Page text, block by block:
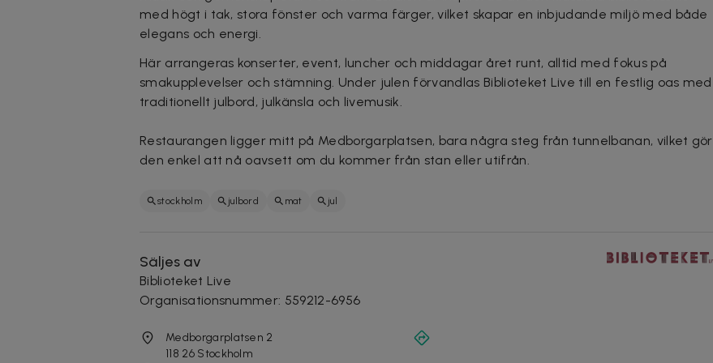
med högt i tak, stora fönster och varma färger, vilket skapar en inbjudande miljö med både
elegans och energi.
Här arrangeras konserter, event, luncher och middagar året runt, alltid med fokus på
smakupplevelser och stämning. Under julen förvandlas Biblioteket Live till en festlig oas med
traditionellt julbord, julkänsla och livemusik.
Restaurangen ligger mitt på Medborgarplatsen, bara några steg från tunnelbanan, vilket gör
den enkel att nå oavsett om du kommer från stan eller utifrån.
stockholm julbord mat jul
Säljes av
Biblioteket Live
Organisationsnummer: 559212-6956
Medborgarplatsen 2
118 26 Stockholm